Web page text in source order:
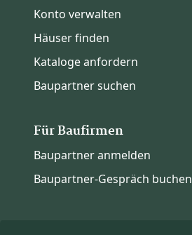
Konto verwalten
Häuser finden
Kataloge anfordern
Baupartner suchen
Für Baufirmen
Baupartner anmelden
Baupartner-Gespräch buchen